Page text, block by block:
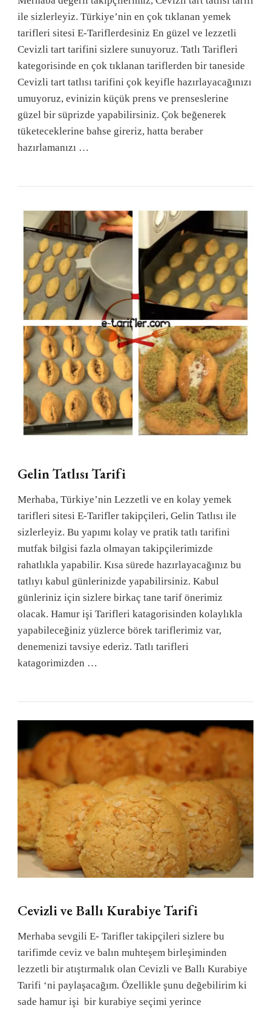
ile sizlerleyiz. Türkiye’nin en çok tıklanan yemek
tarifleri sitesi E-Tariflerdesiniz En güzel ve lezzetli
Cevizli tart tarifini sizlere sunuyoruz. Tatlı Tarifleri
kategorisinde en çok tıklanan tariflerden bir taneside
Cevizli tart tatlısı tarifini çok keyifle hazırlayacağınızı
umuyoruz, evinizin küçük prens ve prenseslerine
güzel bir süprizde yapabilirsiniz. Çok beğenerek
tüketeceklerine bahse gireriz, hatta beraber
hazırlamanızı …
Gelin Tatlısı Tarifi
Merhaba, Türkiye’nin Lezzetli ve en kolay yemek
tarifleri sitesi E-Tarifler takipçileri, Gelin Tatlısı ile
sizlerleyiz. Bu yapımı kolay ve pratik tatlı tarifini
mutfak bilgisi fazla olmayan takipçilerimizde
rahatlıkla yapabilir. Kısa sürede hazırlayacağınız bu
tatlıyı kabul günlerinizde yapabilirsiniz. Kabul
günleriniz için sizlere birkaç tane tarif önerimiz
olacak. Hamur işi Tarifleri katagorisinden kolaylıkla
yapabileceğiniz yüzlerce börek tariflerimiz var,
denemenizi tavsiye ederiz. Tatlı tarifleri
katagorimizden …
Cevizli ve Ballı Kurabiye Tarifi
Merhaba sevgili E- Tarifler takipçileri sizlere bu
tarifimde ceviz ve balın muhteşem birleşiminden
lezzetli bir atıştırmalık olan Cevizli ve Ballı Kurabiye
Tarifi ‘ni paylaşacağım. Özellikle şunu değebilirim ki
sade hamur işi bir kurabiye seçimi yerince